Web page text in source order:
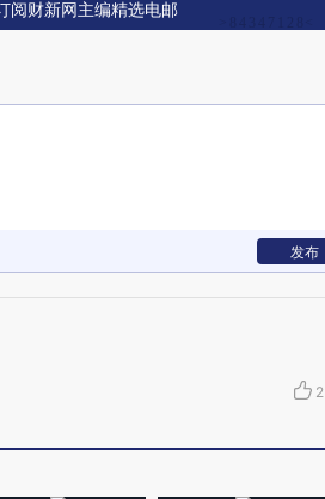
阅财新网主编精选电邮
发布
2